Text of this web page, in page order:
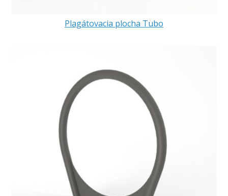
Plagátovacia plocha Tubo